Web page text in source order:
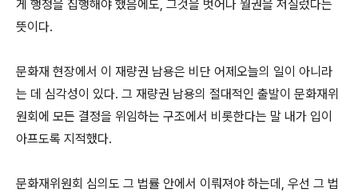
게 행정을 집행해야 했음에도, 그것을 벗어나 월권을 저질렀다는
뜻이다.
문화재 현장에서 이 재량권 남용은 비단 어제오늘의 일이 아니라
는 데 심각성이 있다. 그 재량권 남용의 절대적인 출발이 문화재위
원회에 모든 결정을 위임하는 구조에서 비롯한다는 말 내가 입이
아프도록 지적했다.
문화재위원회 심의도 그 법률 안에서 이뤄져야 하는데, 우선 그 법